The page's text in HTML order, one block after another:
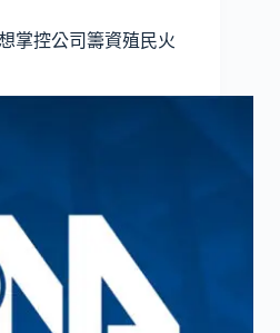
掌控公司籌資殖民火